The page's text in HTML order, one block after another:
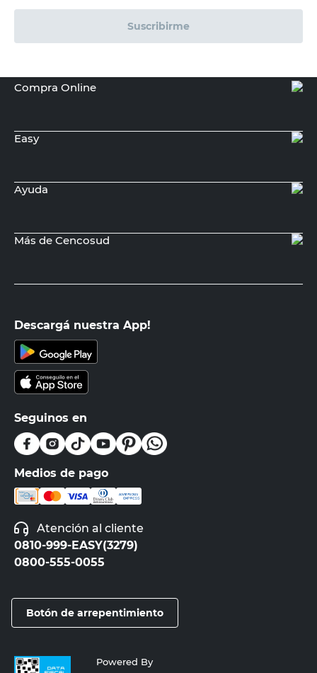
Suscribirme
Compra Online
Easy
Ayuda
Más de Cencosud
Descargá nuestra App!
Seguinos en
Medios de pago
Atención al cliente
0810-999-EASY(3279)
0800-555-0055
Botón de arrepentimiento
Powered By